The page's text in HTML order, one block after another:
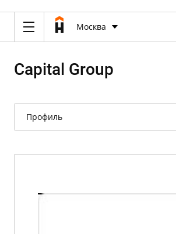
Москва
Capital Group
Профиль